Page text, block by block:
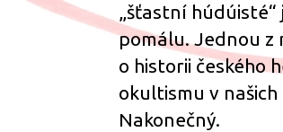
„šťastní
pomálu. Jednou z
o historii českého
okultismu v
Nakonečný.